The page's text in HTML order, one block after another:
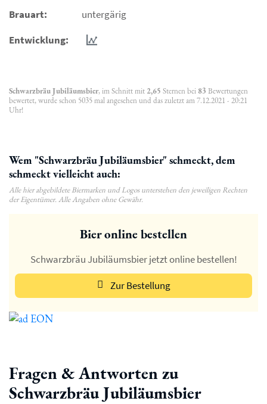
Brauart:
untergärig
Entwicklung:
Schwarzbräu Jubiläumsbier, im Schnitt mit 2,65 Sternen bei 83 Bewertungen
bewertet, wurde schon 5035 mal angesehen und das zuletzt am 7.12.2021 - 20:21
Uhr!
Wem "Schwarzbräu Jubiläumsbier" schmeckt, dem
schmeckt vielleicht auch:
Alle hier abgebildete Biermarken und Logos unterstehen den jeweiligen Rechten
der Eigentümer. Alle Angaben ohne Gewähr.
Bier online bestellen
Schwarzbräu Jubiläumsbier jetzt online bestellen!
Zur Bestellung
Fragen & Antworten zu
Schwarzbräu Jubiläumsbier